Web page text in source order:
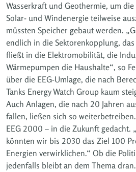
Wasserkraft und Geothermie, um die
Solar- und Windenergie teilweise
müssten Speicher gebaut werden.
endlich in die Sektorenkopplung,
fließt in die Elektromobilität, die
Wärmepumpen die Haushalte“, so
über die EEG-Umlage, die nach
Tanks Energy Watch Group kaum
Auch Anlagen, die nach 20 Jahren
fallen, ließen sich so
EEG 2000 – in die Zukunft gedacht.
könnten wir bis 2030 das Ziel 100
Energien verwirklichen.“ Ob die
jedenfalls bleibt an dem Thema dran.